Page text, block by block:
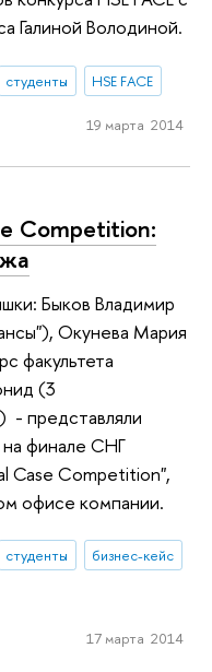
Галиной Володиной.
студенты HSE FACE
19 марта 2014
Competition:
Быков Владимир
Окунева Мария
факультета
(3
- представляли
на финале СНГ
Case Competition",
офисе компании.
студенты
бизнес-кейс
17 марта 2014